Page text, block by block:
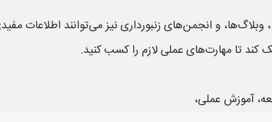
وبلاگ‌ها، و انجمن‌های زنبورداری نیز می‌توانند اطلاعات
کند تا مهارت‌های عملی لازم را کسب کنید.
آموزش عملی،